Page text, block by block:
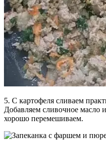
5. С картофеля сливаем
Добавляем сливочное масло
хорошо перемешиваем.